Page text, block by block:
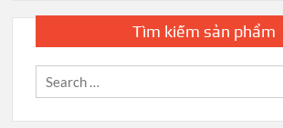
Tìm kiếm sản phẩm